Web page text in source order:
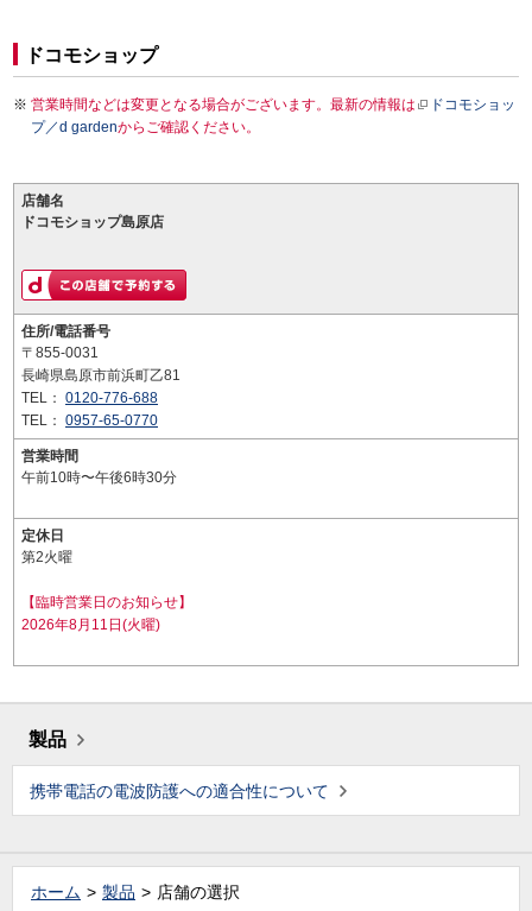
ドコモショップ
営業時間などは変更となる場合がございます。最新の情報は
ドコモショッ
プ／d gardenからご確認ください。
店舗名
ドコモショップ島原店
住所/電話番号
〒855-0031
長崎県島原市前浜町乙81
TEL： 0120-776-688
TEL： 0957-65-0770
営業時間
午前10時〜午後6時30分
定休日
第2火曜
【臨時営業日のお知らせ】
2026年8月11日(火曜)
製品
携帯電話の電波防護への適合性について
ホーム 製品 店舗の選択